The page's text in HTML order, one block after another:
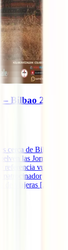
Bilbao 2019
cerca de Bilbao,
las Jornadas
vuelve
patrocinador
de viajeras [...]